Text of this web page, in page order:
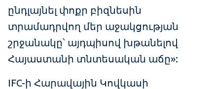
ընդլայնել փոքր բիզնեսին
տրամադրվող մեր աջակցության
շրջանակը՝ այդպիսով խթանելով
Հայաստանի տնտեսական աճը»:
IFC-ի Հարավային Կովկասի